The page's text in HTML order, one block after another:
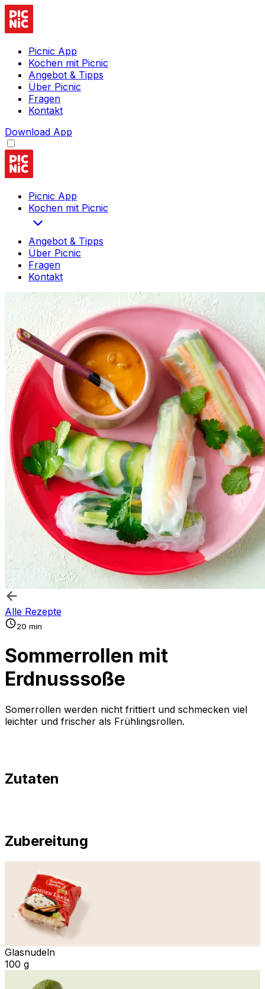
Picnic App
Kochen mit Picnic
Angebot & Tipps
Über Picnic
Fragen
Kontakt
Download App
Picnic App
Kochen mit Picnic
Angebot & Tipps
Über Picnic
Fragen
Kontakt
Alle Rezepte
20 min
Sommerrollen mit
Erdnusssoße
Somerrollen werden nicht frittiert und schmecken viel
leichter und frischer als Frühlingsrollen.
Zutaten
Zubereitung
Glasnudeln
100 g